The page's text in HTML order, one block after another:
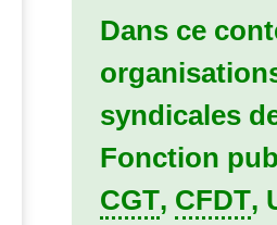
Dans ce
syndicales
Fonction
CGT, CFDT,